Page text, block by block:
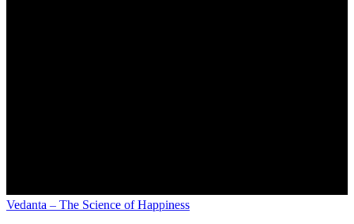
Vedanta – The Science of Happiness